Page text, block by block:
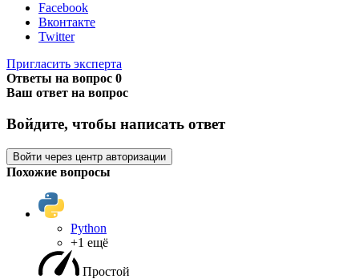
Facebook
Вконтакте
Twitter
Пригласить эксперта
Ответы на вопрос 0
Ваш ответ на вопрос
Войдите, чтобы написать ответ
Войти через центр авторизации
Похожие вопросы
Python
+1 ещё
Простой